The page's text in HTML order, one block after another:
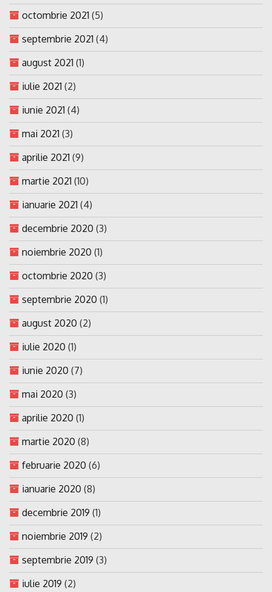
octombrie 2021 (5)
septembrie 2021 (4)
august 2021 (1)
iulie 2021 (2)
iunie 2021 (4)
mai 2021 (3)
aprilie 2021 (9)
martie 2021 (10)
ianuarie 2021 (4)
decembrie 2020 (3)
noiembrie 2020 (1)
octombrie 2020 (3)
septembrie 2020 (1)
august 2020 (2)
iulie 2020 (1)
iunie 2020 (7)
mai 2020 (3)
aprilie 2020 (1)
martie 2020 (8)
februarie 2020 (6)
ianuarie 2020 (8)
decembrie 2019 (1)
noiembrie 2019 (2)
septembrie 2019 (3)
iulie 2019 (2)